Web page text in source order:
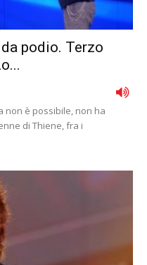
podio. Terzo
non è possibile, non ha
di Thiene, fra i